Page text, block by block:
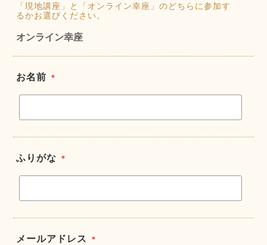
「現地講座」と「オンライン幸座」のどちらに参加す
るかお選びください。
オンライン幸座
お名前 ＊
ふりがな ＊
メールアドレス ＊